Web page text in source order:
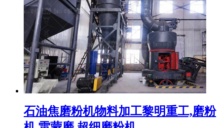
石油焦磨粉机物料加工黎明重工,磨粉